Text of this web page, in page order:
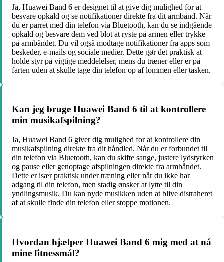
Ja, Huawei Band 6 er designet til at give dig mulighed for at
besvare opkald og se notifikationer direkte fra dit armbånd. Når
du er parret med din telefon via Bluetooth, kan du se indgående
opkald og besvare dem ved blot at ryste på armen eller trykke
på armbåndet. Du vil også modtage notifikationer fra apps som
beskeder, e-mails og sociale medier. Dette gør det praktisk at
holde styr på vigtige meddelelser, mens du træner eller er på
farten uden at skulle tage din telefon op af lommen eller tasken.
Kan jeg bruge Huawei Band 6 til at kontrollere
min musikafspilning?
Ja, Huawei Band 6 giver dig mulighed for at kontrollere din
musikafspilning direkte fra dit håndled. Når du er forbundet til
din telefon via Bluetooth, kan du skifte sange, justere lydstyrken
og pause eller genoptage afspilningen direkte fra armbåndet.
Dette er især praktisk under træning eller når du ikke har
adgang til din telefon, men stadig ønsker at lytte til din
yndlingsmusik. Du kan nyde musikken uden at blive distraheret
af at skulle finde din telefon eller stoppe motionen.
Hvordan hjælper Huawei Band 6 mig med at nå
mine fitnessmål?